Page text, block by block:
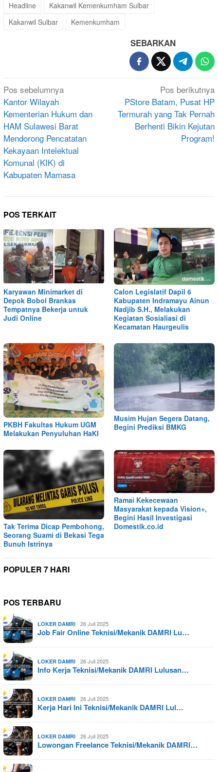
Headline
Kakanwil Kemenkumham Sulbar
Kakanwil Sulbar
Kemenkumham
SEBARKAN
Navigasi
pos
Pos sebelumnya
Kantor Wilayah
Kementerian Hukum dan
HAM Sulawesi Barat
Mendorong Pencatatan
Kekayaan Intelektual
Komunal (KIK) di
Kabupaten Mamasa
Pos berikutnya
PStore Batam, Pusat HP
Termurah yang Tak Pernah
Berhenti Bikin Kejutan
Program!
POS TERKAIT
Karyawan Minimarket di
Depok Bobol Brankas
Tempatnya Bekerja untuk
Judi Online
Calon Legislatif Dapil 6
Kabupaten Indramayu Ainun
Nadjib S.H., Melakukan
Kegiatan Sosialiasi di
Kecamatan Haurgeulis
PKBH Fakultas Hukum UGM
Melakukan Penyuluhan HaKI
Musim Hujan Segera Datang,
Begini Prediksi BMKG
Tak Terima Dicap Pembohong,
Seorang Suami di Bekasi Tega
Bunuh Istrinya
Ramai Kekecewaan
Masyarakat kepada Vision+,
Begini Hasil Investigasi
Domestik.co.id
POPULER 7 HARI
POS TERBARU
LOKER DAMRI 26 Juli 2025
Job Fair Online Teknisi/Mekanik DAMRI Lu…
LOKER DAMRI 26 Juli 2025
Info Kerja Teknisi/Mekanik DAMRI Lulusan…
LOKER DAMRI 26 Juli 2025
Kerja Hari Ini Teknisi/Mekanik DAMRI Lul…
LOKER DAMRI 26 Juli 2025
Lowongan Freelance Teknisi/Mekanik DAMRI…